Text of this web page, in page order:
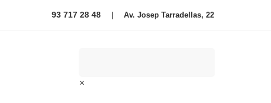
93 717 28 48 Av. Josep Tarradellas, 22
×